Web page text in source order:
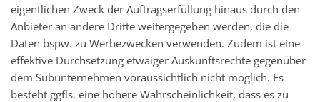
eigentlichen Zweck der Auftragserfüllung hinaus durch den
Anbieter an andere Dritte weitergegeben werden, die die
Daten bspw. zu Werbezwecken verwenden. Zudem ist eine
effektive Durchsetzung etwaiger Auskunftsrechte gegenüber
dem Subunternehmen voraussichtlich nicht möglich. Es
besteht ggfls. eine höhere Wahrscheinlichkeit, dass es zu